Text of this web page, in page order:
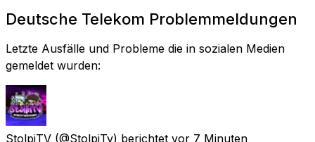
Deutsche Telekom Problemmeldungen
Letzte Ausfälle und Probleme die in sozialen Medien
gemeldet wurden:
StolpiTV (@StolpiTv) berichtet vor 7 Minuten